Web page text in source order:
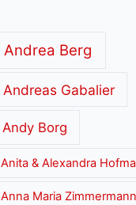
Andrea Berg
Andreas Gabalier
Andy Borg
Anita & Alexandra
Anna Maria Zimmermann